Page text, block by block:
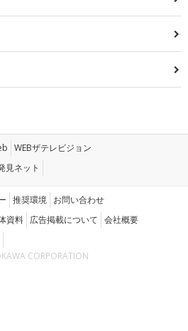
WEBザテレビジョン
見ネット
推奨環境 お問い合わせ
資料 広告掲載について 会社概要
CORPORATION